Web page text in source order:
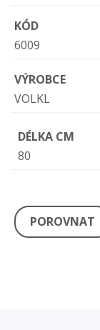
KÓD
6009
VÝROBCE
VOLKL
DÉLKA CM
80
POROVNAT